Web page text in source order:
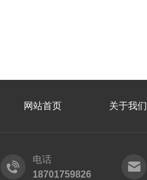
网站首页 关于我们
电话
18701759826